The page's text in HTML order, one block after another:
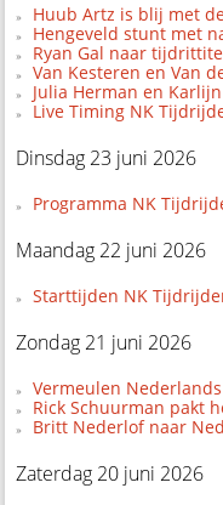
Huub Artz is blij met
Hengeveld stunt met
Ryan Gal naar
Van Kesteren en Van
Julia Herman en
Live Timing NK
Dinsdag 23 juni 2026
Programma NK
Maandag 22 juni 2026
Starttijden NK
Zondag 21 juni 2026
Vermeulen
Rick Schuurman pakt
Britt Nederlof naar
Zaterdag 20 juni 2026